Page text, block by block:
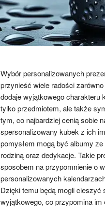
Wybór personalizowanych
przynieść wiele radości
dodaje wyjątkowego charakteru
tylko przedmiotem, ale także
tym, co najbardziej cenią sobie
spersonalizowany kubek z ich
pomysłem mogą być albumy
rodziną oraz dedykacje. Takie
sposobem na przypomnienie o
personalizowanych
Dzięki temu będą mogli
wyjątkowego, co przypomina im